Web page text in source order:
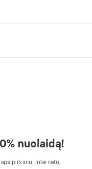
nuolaidą!
internetu,